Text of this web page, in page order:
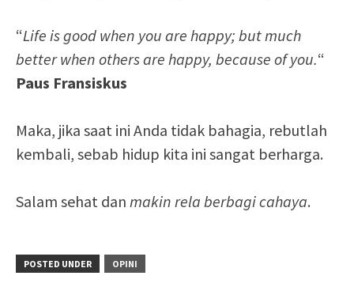
“Life is good when you are happy; but much
better when others are happy, because of you.“
Paus Fransiskus
Maka, jika saat ini Anda tidak bahagia, rebutlah
kembali, sebab hidup kita ini sangat berharga.
Salam sehat dan makin rela berbagi cahaya.
POSTED UNDER OPINI